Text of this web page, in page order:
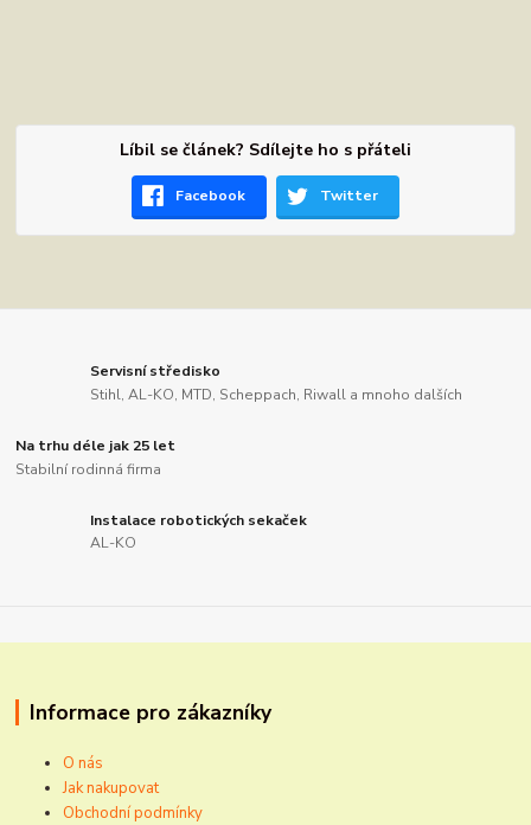
Líbil se článek? Sdílejte ho s přáteli
Facebook Twitter
Servisní středisko
Stihl, AL-KO, MTD, Scheppach, Riwall a mnoho dalších
Na trhu déle jak 25 let
Stabilní rodinná firma
Instalace robotických sekaček
AL-KO
Informace pro zákazníky
O nás
Jak nakupovat
Obchodní podmínky